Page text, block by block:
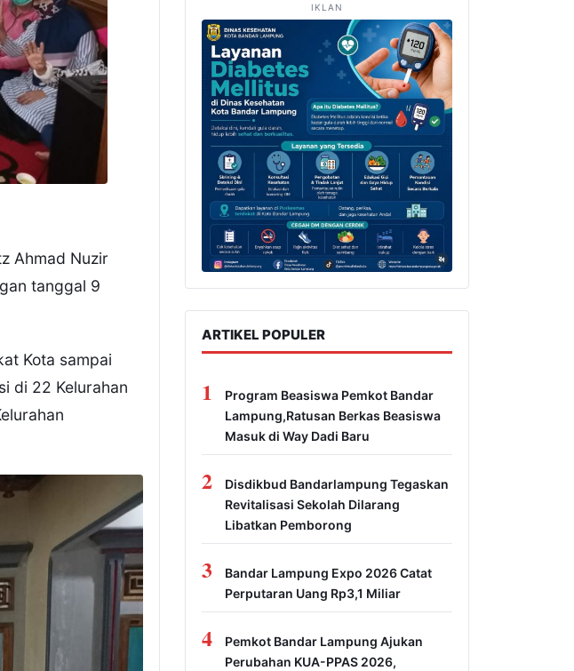
Ahmad Nuzir
tanggal 9
Kota sampai
di 22 Kelurahan
IKLAN
ARTIKEL POPULER
1
Program Beasiswa Pemkot Bandar
Lampung,Ratusan Berkas Beasiswa
Masuk di Way Dadi Baru
2
Disdikbud Bandarlampung Tegaskan
Revitalisasi Sekolah Dilarang
Libatkan Pemborong
3
Bandar Lampung Expo 2026 Catat
Perputaran Uang Rp3,1 Miliar
4
Pemkot Bandar Lampung Ajukan
Perubahan KUA-PPAS 2026,